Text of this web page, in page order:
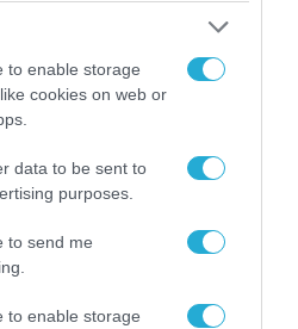
to enable storage
cookies on web or
data to be sent to
purposes.
to send me
to enable storage
ανάρτηση του Αρκά για
πυρκαγιές της